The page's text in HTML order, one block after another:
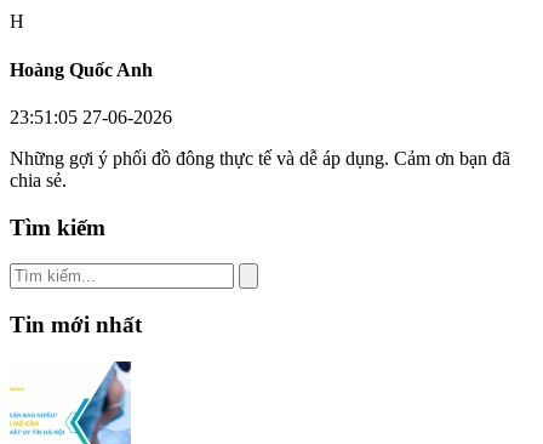
H
Hoàng Quốc Anh
23:51:05 27-06-2026
Những gợi ý phối đồ đông thực tế và dễ áp dụng. Cảm ơn bạn đã
chia sẻ.
Tìm kiếm
Tin mới nhất